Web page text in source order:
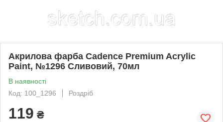
Акрилова фарба Cadence Premium Acrylic
Paint, №1296 Сливовий, 70мл
В наявності
Код: 100_1296
Роздріб
119 ₴